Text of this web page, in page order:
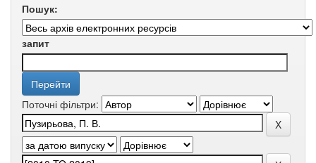
Пошук:
запит
Поточні фільтри: